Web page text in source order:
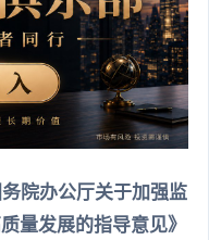
院办公厅关于加强监
量发展的指导意见》